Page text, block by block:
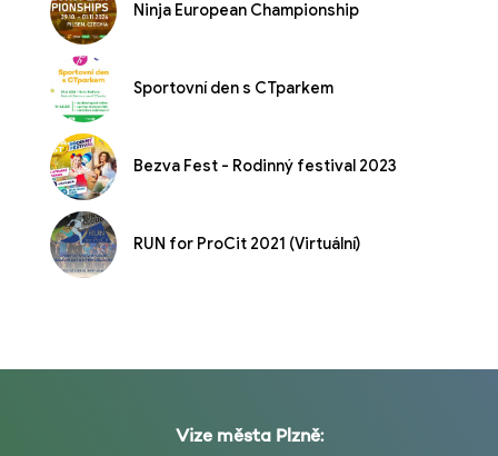
Ninja European Championship
Sportovní den s CTparkem
Bezva Fest - Rodinný festival 2023
RUN for ProCit 2021 (Virtuální)
Vize města Plzně: